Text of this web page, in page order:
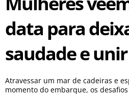
data para
saudade e
Atravessar um mar de cadeiras e
momento do embarque, os